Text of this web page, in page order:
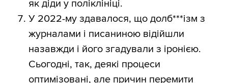
як діди у поліклініці.
У 2022-му здавалося, що долб***ізм з
журналами і писаниною відійшли
назавжди і його згадували з іронією.
Сьогодні, так, деякі процеси
оптимізовані, але причин перемити